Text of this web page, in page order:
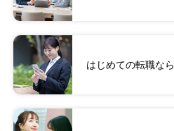
はじめての転職なら